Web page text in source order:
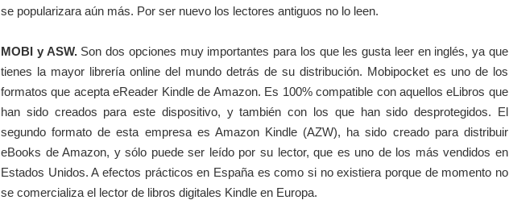
se popularizara aún más. Por ser nuevo los lectores antiguos no lo leen.
MOBI y ASW.Son dos opciones muy importantes para los que les gusta leer en inglés, ya que
tienes la mayor librería online del mundo detrás de su distribución. Mobipocket es uno de los
formatos que acepta eReader Kindle de Amazon. Es 100% compatible con aquellos eLibros que
han sido creados para este dispositivo, y también con los que han sido desprotegidos. El
segundo formato de esta empresa es Amazon Kindle (AZW), ha sido creado para distribuir
eBooks de Amazon, y sólo puede ser leído por su lector, que es uno de los más vendidos en
Estados Unidos. A efectos prácticos en España es como si no existiera porque de momento no
se comercializa el lector de libros digitales Kindle en Europa.